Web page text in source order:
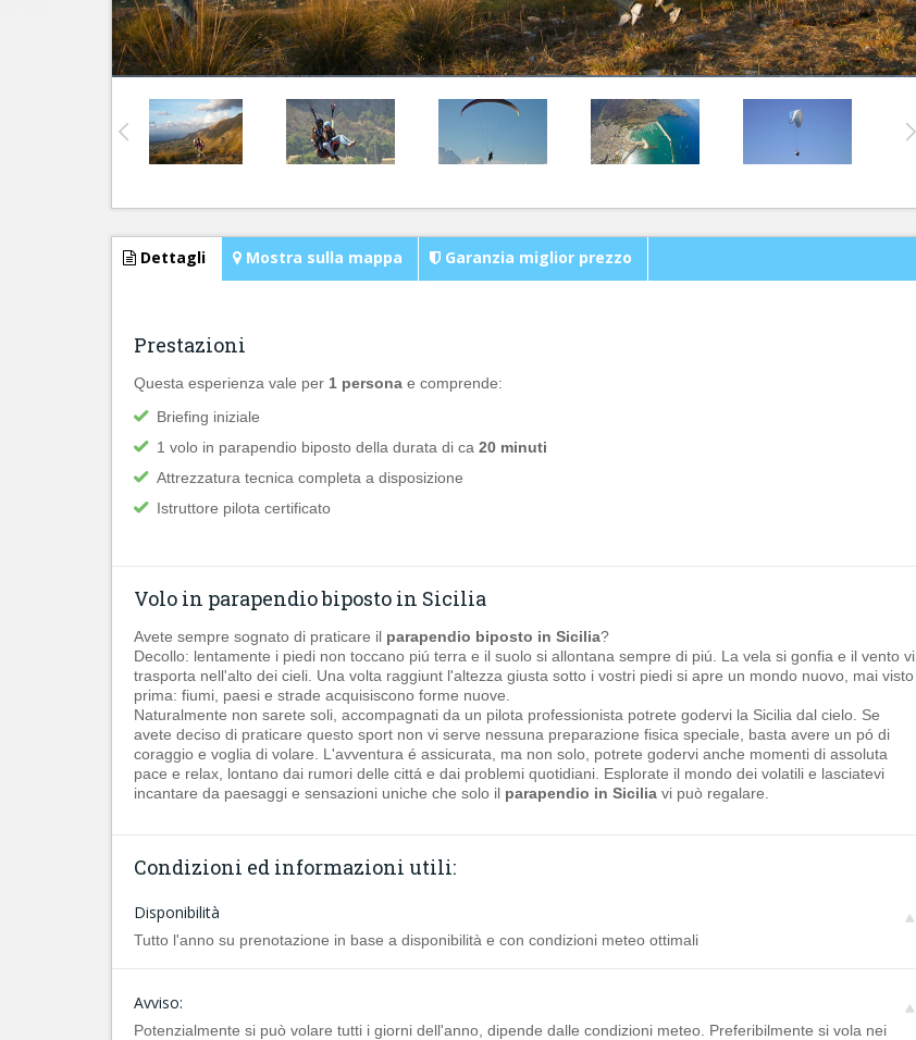
Dettagli Mostra sulla mappa Garanzia miglior prezzo
Prestazioni
Questa esperienza vale per 1 persona e comprende:
Briefing iniziale
1 volo in parapendio biposto della durata di ca 20 minuti
Attrezzatura tecnica completa a disposizione
Istruttore pilota certificato
Volo in parapendio biposto in Sicilia
Avete sempre sognato di praticare il parapendio biposto in Sicilia?
Decollo: lentamente i piedi non toccano piú terra e il suolo si allontana sempre di piú. La vela si gonfia e il vento vi
trasporta nell'alto dei cieli. Una volta raggiunt l'altezza giusta sotto i vostri piedi si apre un mondo nuovo, mai visto
prima: fiumi, paesi e strade acquisiscono forme nuove.
Naturalmente non sarete soli, accompagnati da un pilota professionista potrete godervi la Sicilia dal cielo. Se
avete deciso di praticare questo sport non vi serve nessuna preparazione fisica speciale, basta avere un pó di
coraggio e voglia di volare. L'avventura é assicurata, ma non solo, potrete godervi anche momenti di assoluta
pace e relax, lontano dai rumori delle cittá e dai problemi quotidiani. Esplorate il mondo dei volatili e lasciatevi
incantare da paesaggi e sensazioni uniche che solo il parapendio in Sicilia vi può regalare.
Condizioni ed informazioni utili:
Disponibilità
Tutto l'anno su prenotazione in base a disponibilità e con condizioni meteo ottimali
Avviso:
Potenzialmente si può volare tutti i giorni dell'anno, dipende dalle condizioni meteo. Preferibilmente si vola nei